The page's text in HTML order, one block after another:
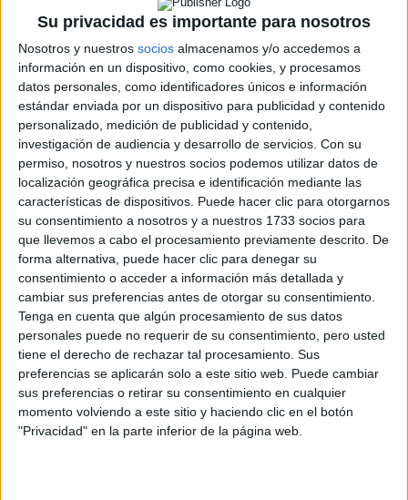
Su privacidad es importante para nosotros
Nosotros y nuestros socios almacenamos y/o accedemos a
información en un dispositivo, como cookies, y procesamos
datos personales, como identificadores únicos e información
estándar enviada por un dispositivo para publicidad y contenido
personalizado, medición de publicidad y contenido,
investigación de audiencia y desarrollo de servicios. Con su
permiso, nosotros y nuestros socios podemos utilizar datos de
localización geográfica precisa e identificación mediante las
características de dispositivos. Puede hacer clic para otorgarnos
su consentimiento a nosotros y a nuestros 1733 socios para
que llevemos a cabo el procesamiento previamente descrito. De
forma alternativa, puede hacer clic para denegar su
consentimiento o acceder a información más detallada y
cambiar sus preferencias antes de otorgar su consentimiento.
Tenga en cuenta que algún procesamiento de sus datos
personales puede no requerir de su consentimiento, pero usted
tiene el derecho de rechazar tal procesamiento. Sus
preferencias se aplicarán solo a este sitio web. Puede cambiar
sus preferencias o retirar su consentimiento en cualquier
momento volviendo a este sitio y haciendo clic en el botón
"Privacidad" en la parte inferior de la página web.
Rallyes
WRC
S-CER
ERC
CERA
CERT
Internacionales
Campeonatos Autonómicos
Históricos
Dakar
RallyCross
Circuitos
F1
Fórmula E
F2 / F3 / F4
Resistencia
Indycar
Otros